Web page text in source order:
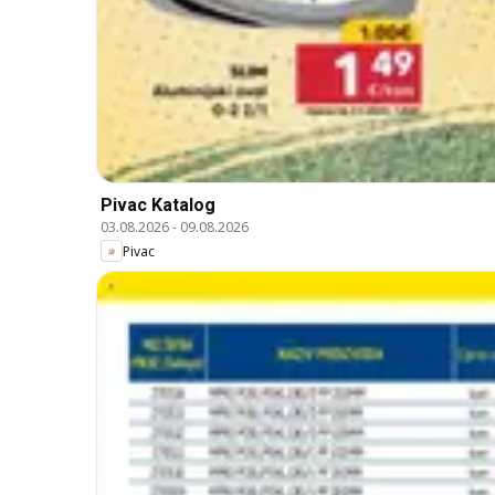
Pivac Katalog
03.08.2026- 09.08.2026
Pivac